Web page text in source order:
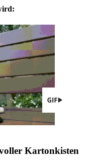
Kartonkisten